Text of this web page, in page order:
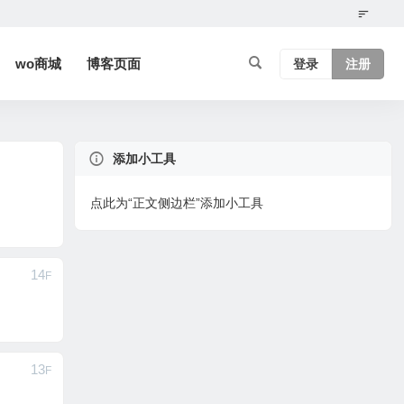
wo商城 博客页面 登录 注册
14F
13F
添加小工具
点此为“正文侧边栏”添加小工具